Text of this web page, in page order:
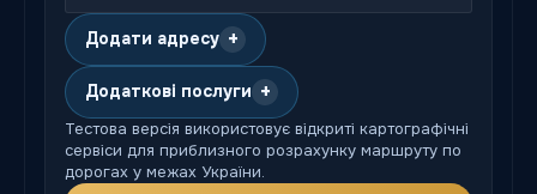
Додати адресу +
Додаткові послуги +
Тестова версія використовує відкриті картографічні
сервіси для приблизного розрахунку маршруту по
дорогах у межах України.